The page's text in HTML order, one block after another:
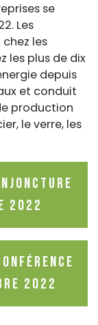
se
Les
les
les plus de dix
depuis
et conduit
production
le verre, les
2022
2022